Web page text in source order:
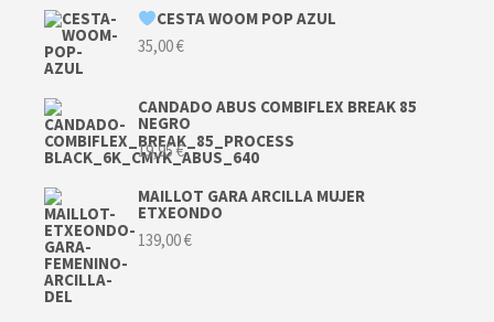
CESTA WOOM POP AZUL
35,00€
CANDADO ABUS COMBIFLEX BREAK 85
NEGRO
19,95€
MAILLOT GARA ARCILLA MUJER
ETXEONDO
139,00€